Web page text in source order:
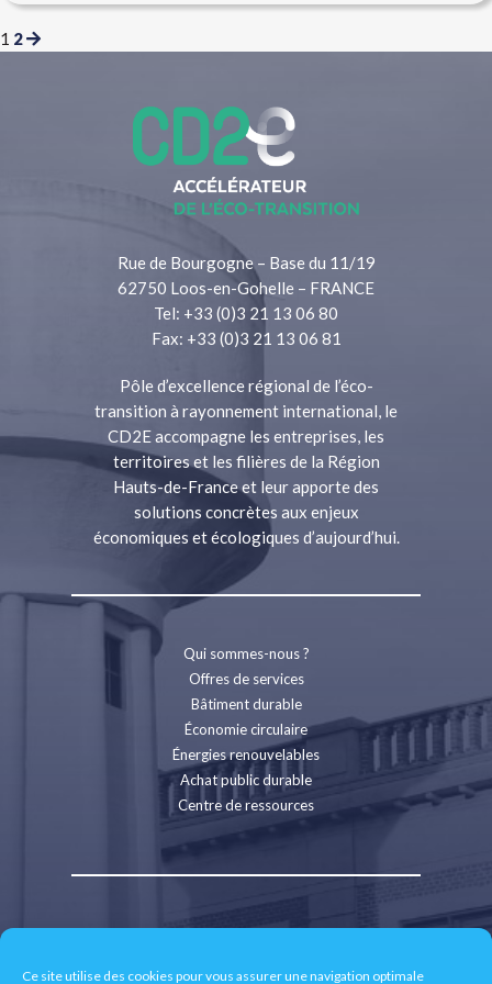
Ce site utilise des cookies pour vous assurer une navigation optimale
1 2
Rue de Bourgogne – Base du 11/19
62750 Loos-en-Gohelle – FRANCE
Tel: +33 (0)3 21 13 06 80
Fax: +33 (0)3 21 13 06 81
Pôle d’excellence régional de l’éco-
transition à rayonnement international, le
CD2E accompagne les entreprises, les
territoires et les filières de la Région
Hauts-de-France et leur apporte des
solutions concrètes aux enjeux
économiques et écologiques d’aujourd’hui.
Qui sommes-nous ?
Offres de services
Bâtiment durable
Économie circulaire
Énergies renouvelables
Achat public durable
Centre de ressources
Contact